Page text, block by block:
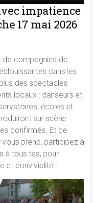
impatience
17 mai 2026
de compagnies de
dans les
des spectacles
locaux : danseurs et
écoles et
sur scène
confirmés. Et ce
vous prend, participez à
à tous·tes, pour
et convivialité !